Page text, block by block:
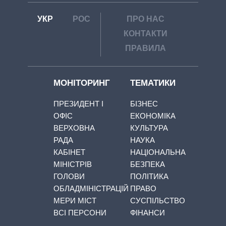
УКР РОС
ПРО НАС
КОНТАКТИ
ПРАВИЛА
МОНІТОРИНГ
ПРЕЗИДЕНТ І
ОФІС
ВЕРХОВНА
РАДА
КАБІНЕТ
МІНІСТРІВ
ГОЛОВИ
ОБЛАДМІНІСТРАЦІЙ
МЕРИ МІСТ
ВСІ ПЕРСОНИ
ТЕМАТИКИ
БІЗНЕС
ЕКОНОМІКА
КУЛЬТУРА
НАУКА
НАЦІОНАЛЬНА
БЕЗПЕКА
ПОЛІТИКА
ПРАВО
СУСПІЛЬСТВО
ФІНАНСИ